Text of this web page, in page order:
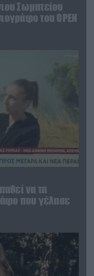
Σωματείου
του OPEN
να τα
που γέλασε